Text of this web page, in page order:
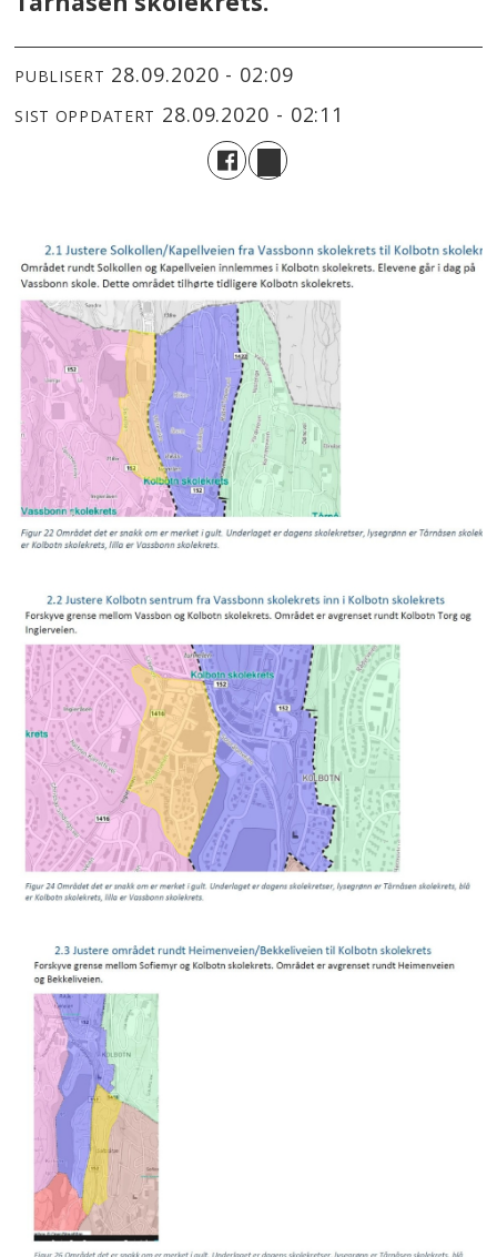
PUBLISERT 28.09.2020 - 02:09
SIST OPPDATERT 28.09.2020 - 02:11